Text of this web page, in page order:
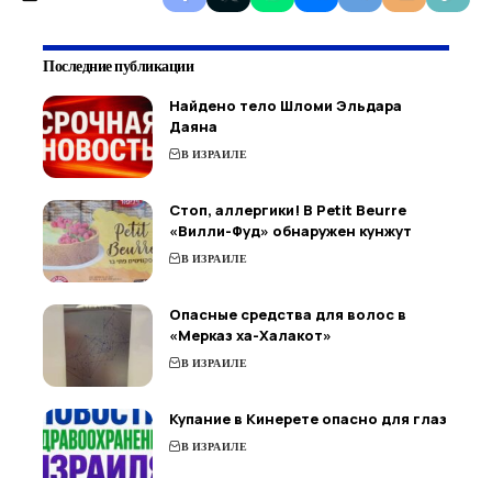
Последние публикации
Найдено тело Шломи Эльдара
Даяна
В ИЗРАИЛЕ
Стоп, аллергики! В Petit Beurre
«Вилли-Фуд» обнаружен кунжут
В ИЗРАИЛЕ
Опасные средства для волос в
«Мерказ ха-Халакот»
В ИЗРАИЛЕ
Купание в Кинерете опасно для глаз
В ИЗРАИЛЕ